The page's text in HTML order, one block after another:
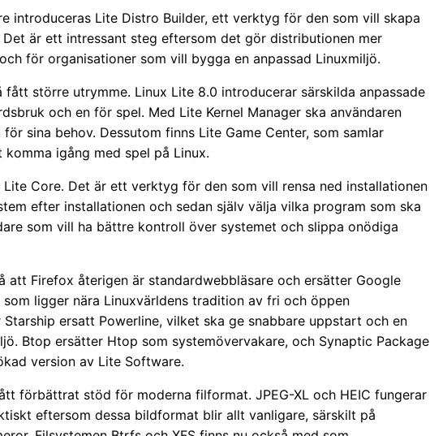
introduceras Lite Distro Builder, ett verktyg för den som vill skapa
är ett intressant steg eftersom det gör distributionen mer
för organisationer som vill bygga en anpassad Linuxmiljö.
fått större utrymme. Linux Lite 8.0 introducerar särskilda anpassade
och en för spel. Med Lite Kernel Manager ska användaren
sina behov. Dessutom finns Lite Game Center, som samlar
igång med spel på Linux.
Core. Det är ett verktyg för den som vill rensa ned installationen
efter installationen och sedan själv välja vilka program som ska
som vill ha bättre kontroll över systemet och slippa onödiga
att Firefox återigen är standardwebbläsare och ersätter Google
ligger nära Linuxvärldens tradition av fri och öppen
ersatt Powerline, vilket ska ge snabbare uppstart och en
Btop ersätter Htop som systemövervakare, och Synaptic Package
version av Lite Software.
förbättrat stöd för moderna filformat. JPEG-XL och HEIC fungerar
eftersom dessa bildformat blir allt vanligare, särskilt på